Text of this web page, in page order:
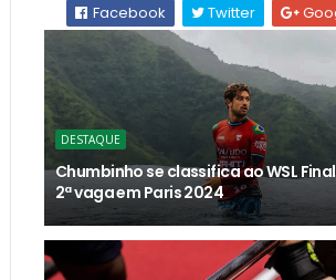
Facebook
Twitter
DESTAQUE
Chumbinho se classifica ao WSL
2ª vaga em Paris 2024